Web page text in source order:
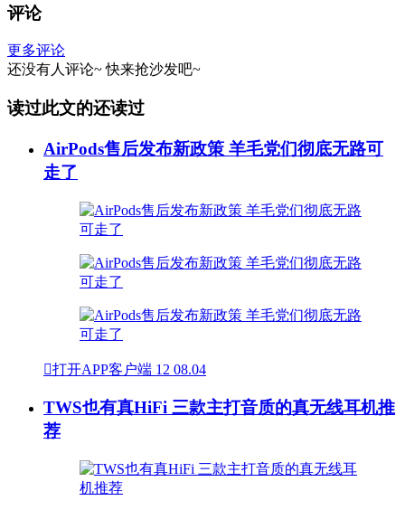
评论
更多评论
还没有人评论~ 快来抢沙发吧~
读过此文的还读过
AirPods售后发布新政策 羊毛党们彻底无路可
走了
打开APP客户端 12 08.04
TWS也有真HiFi 三款主打音质的真无线耳机推
荐